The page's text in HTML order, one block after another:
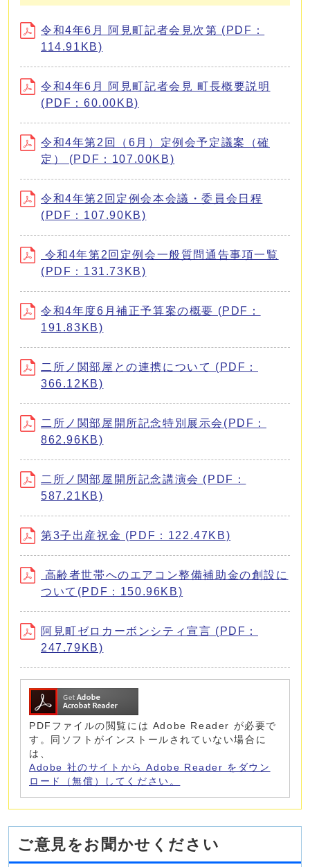
令和4年6月 阿見町記者会見次第 (PDF：
114.91KB)
令和4年6月 阿見町記者会見 町長概要説明
(PDF：60.00KB)
令和4年第2回（6月）定例会予定議案（確
定） (PDF：107.00KB)
令和4年第2回定例会本会議・委員会日程
(PDF：107.90KB)
令和4年第2回定例会一般質問通告事項一覧
(PDF：131.73KB)
令和4年度6月補正予算案の概要 (PDF：
191.83KB)
二所ノ関部屋との連携について (PDF：
366.12KB)
二所ノ関部屋開所記念特別展示会(PDF：
862.96KB)
二所ノ関部屋開所記念講演会 (PDF：
587.21KB)
第3子出産祝金 (PDF：122.47KB)
高齢者世帯へのエアコン整備補助金の創設に
ついて(PDF：150.96KB)
阿見町ゼロカーボンシティ宣言 (PDF：
247.79KB)
PDFファイルの閲覧には Adobe Reader が必要で
す。同ソフトがインストールされていない場合に
は、
Adobe 社のサイトから Adobe Reader をダウン
ロード（無償）してください。
ご意見をお聞かせください